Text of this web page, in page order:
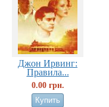
Джон Ирвинг:
Правила...
0.00 грн.